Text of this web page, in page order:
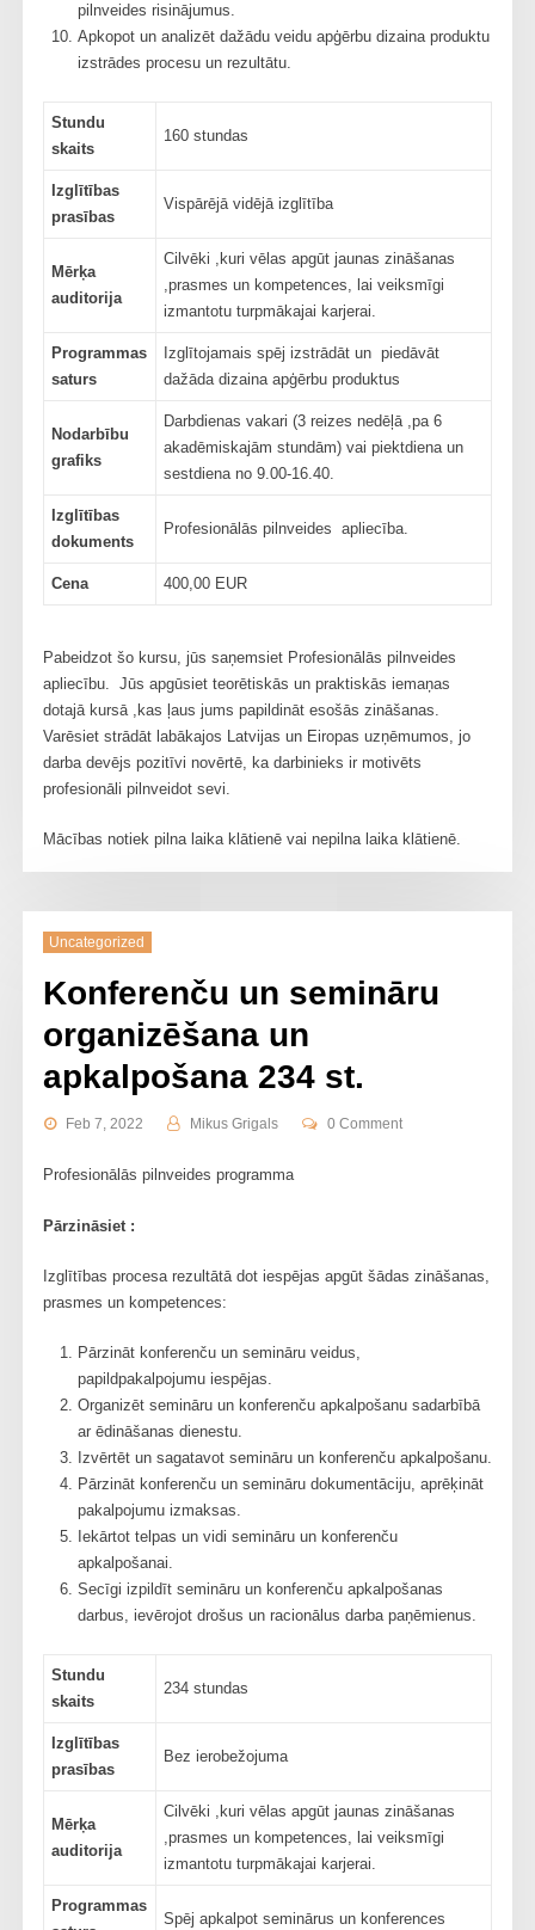
pilnveides risinājumus.
Apkopot un analizēt dažādu veidu apģērbu dizaina produktu
izstrādes procesu un rezultātu.
Stundu
skaits
160 stundas
Izglītības
prasības
Vispārējā vidējā izglītība
Mērķa
auditorija
Cilvēki ,kuri vēlas apgūt jaunas zināšanas
,prasmes un kompetences, lai veiksmīgi
izmantotu turpmākajai karjerai.
Programmas
saturs
Izglītojamais spēj izstrādāt un piedāvāt
dažāda dizaina apģērbu produktus
Nodarbību
grafiks
Darbdienas vakari (3 reizes nedēļā ,pa 6
akadēmiskajām stundām) vai piektdiena un
sestdiena no 9.00-16.40.
Izglītības
dokuments
Profesionālās pilnveides apliecība.
Cena 400,00 EUR
Pabeidzot šo kursu, jūs saņemsiet Profesionālās pilnveides
apliecību. Jūs apgūsiet teorētiskās un praktiskās iemaņas
dotajā kursā ,kas ļaus jums papildināt esošās zināšanas.
Varēsiet strādāt labākajos Latvijas un Eiropas uzņēmumos, jo
darba devējs pozitīvi novērtē, ka darbinieks ir motivēts
profesionāli pilnveidot sevi.
Mācības notiek pilna laika klātienē vai nepilna laika klātienē.
Uncategorized
Konferenču un semināru
organizēšana un
apkalpošana 234 st.
Feb 7, 2022 Mikus Grigals 0 Comment
Profesionālās pilnveides programma
Pārzināsiet :
Izglītības procesa rezultātā dot iespējas apgūt šādas zināšanas,
prasmes un kompetences:
Pārzināt konferenču un semināru veidus,
papildpakalpojumu iespējas.
Organizēt semināru un konferenču apkalpošanu sadarbībā
ar ēdināšanas dienestu.
Izvērtēt un sagatavot semināru un konferenču apkalpošanu.
Pārzināt konferenču un semināru dokumentāciju, aprēķināt
pakalpojumu izmaksas.
Iekārtot telpas un vidi semināru un konferenču
apkalpošanai.
Secīgi izpildīt semināru un konferenču apkalpošanas
darbus, ievērojot drošus un racionālus darba paņēmienus.
Stundu
skaits
234 stundas
Izglītības
prasības
Bez ierobežojuma
Mērķa
auditorija
Cilvēki ,kuri vēlas apgūt jaunas zināšanas
,prasmes un kompetences, lai veiksmīgi
izmantotu turpmākajai karjerai.
Programmas
Spēj apkalpot seminārus un konferences